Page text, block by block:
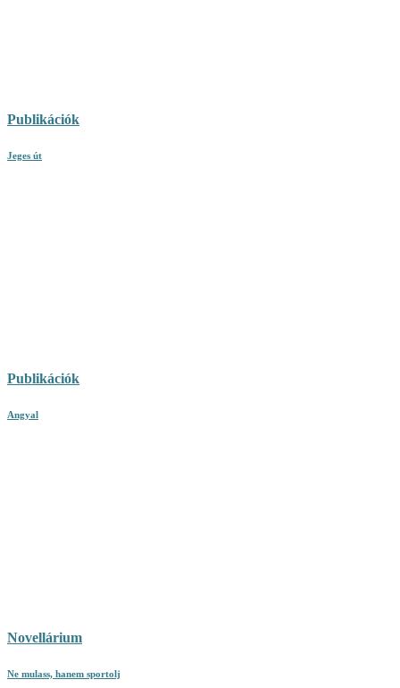
Publikációk
Jeges út
Publikációk
Angyal
Novellárium
Ne mulass, hanem sportolj